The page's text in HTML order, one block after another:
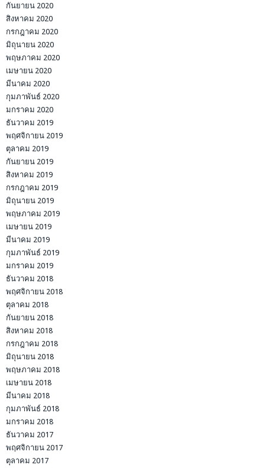
กันยายน 2020
สิงหาคม 2020
กรกฎาคม 2020
มิถุนายน 2020
พฤษภาคม 2020
เมษายน 2020
มีนาคม 2020
กุมภาพันธ์ 2020
มกราคม 2020
ธันวาคม 2019
พฤศจิกายน 2019
ตุลาคม 2019
กันยายน 2019
สิงหาคม 2019
กรกฎาคม 2019
มิถุนายน 2019
พฤษภาคม 2019
เมษายน 2019
มีนาคม 2019
กุมภาพันธ์ 2019
มกราคม 2019
ธันวาคม 2018
พฤศจิกายน 2018
ตุลาคม 2018
กันยายน 2018
สิงหาคม 2018
กรกฎาคม 2018
มิถุนายน 2018
พฤษภาคม 2018
เมษายน 2018
มีนาคม 2018
กุมภาพันธ์ 2018
มกราคม 2018
ธันวาคม 2017
พฤศจิกายน 2017
ตุลาคม 2017